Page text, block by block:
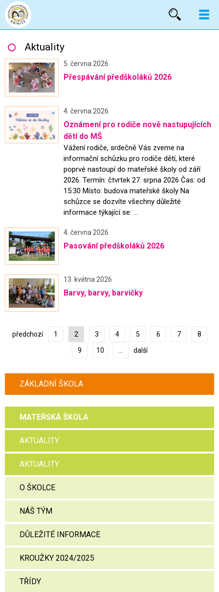
Aktuality
5. června 2026
Přespávání předškoláků 2026
4. června 2026
Oznámení pro rodiče nově nastupujících
dětí do MŠ
Vážení rodiče, srdečně Vás zveme na
informační schůzku pro rodiče dětí, které
poprvé nastoupí do mateřské školy od září
2026. Termín: čtvrtek 27. srpna 2026 Čas: od
15:30 Místo: budova mateřské školy Na
schůzce se dozvíte všechny důležité
informace týkající se: ...
4. června 2026
Pasování předškoláků 2026
13. května 2026
Barvy, barvy, barvičky
předchozí 1 2 3 4 5 6 7 8
9 10 další
ZÁKLADNÍ ŠKOLA
MATEŘSKÁ ŠKOLA
AKTUALITY
AKTUALITY
O ŠKOLCE
NÁŠ TÝM
DŮLEŽITÉ INFORMACE
KROUŽKY 2024/2025
TŘÍDY